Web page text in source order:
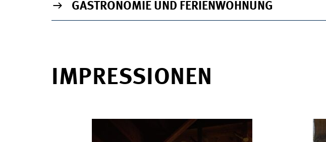
GASTRONOMIE UND FERIENWOHNUNG
IMPRESSIONEN